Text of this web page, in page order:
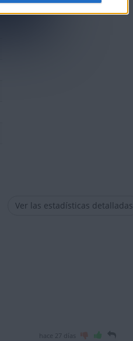
Ver las estadísticas detalladas
hace 27 días